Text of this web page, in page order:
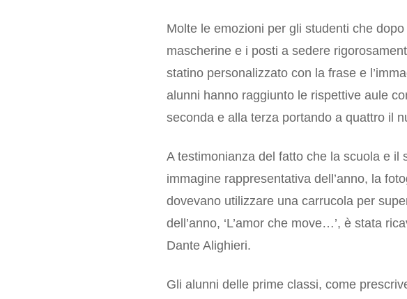
Molte le emozioni per gli studenti che
mascherine e i posti a sedere
statino personalizzato con la frase e
alunni hanno raggiunto le rispettive aule
seconda e alla terza portando a quattro il
A testimonianza del fatto che la scuola e
immagine rappresentativa dell’anno, la
dovevano utilizzare una carrucola per
dell’anno, ‘L’amor che move…’, è stata
Dante Alighieri.
Gli alunni delle prime classi, come